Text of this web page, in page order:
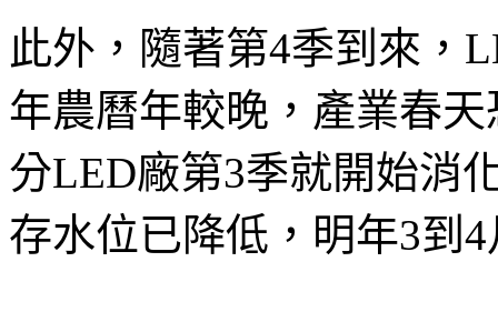
此外，隨著第4季到來，
年農曆年較晚，產業春
分LED廠第3季就開始消
存水位已降低，明年3到